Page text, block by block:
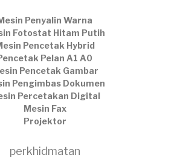
Penyalin Warna
Fotostat Hitam Putih
Pencetak Hybrid
Pelan A1 A0
Pencetak Gambar
Pengimbas Dokumen
Percetakan Digital
Mesin Fax
Projektor
perkhidmatan